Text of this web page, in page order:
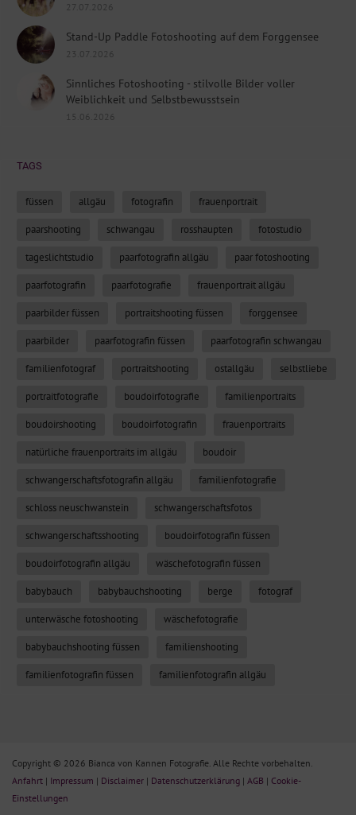
27.07.2026
Stand-Up Paddle Fotoshooting auf dem Forggensee
23.07.2026
Sinnliches Fotoshooting - stilvolle Bilder voller
Weiblichkeit und Selbstbewusstsein
15.06.2026
TAGS
füssen allgäu fotografin frauenportrait
paarshooting schwangau rosshaupten fotostudio
tageslichtstudio paarfotografin allgäu paar fotoshooting
paarfotografin paarfotografie frauenportrait allgäu
paarbilder füssen portraitshooting füssen forggensee
paarbilder paarfotografin füssen paarfotografin schwangau
familienfotograf portraitshooting ostallgäu selbstliebe
portraitfotografie boudoirfotografie familienportraits
boudoirshooting boudoirfotografin frauenportraits
natürliche frauenportraits im allgäu boudoir
schwangerschaftsfotografin allgäu familienfotografie
schloss neuschwanstein schwangerschaftsfotos
schwangerschaftsshooting boudoirfotografin füssen
boudoirfotografin allgäu wäschefotografin füssen
babybauch babybauchshooting berge fotograf
unterwäsche fotoshooting wäschefotografie
babybauchshooting füssen familienshooting
familienfotografin füssen familienfotografin allgäu
Copyright © 2026 Bianca von Kannen Fotografie. Alle Rechte vorbehalten.
Anfahrt | Impressum | Disclaimer | Datenschutzerklärung | AGB | Cookie-
Einstellungen